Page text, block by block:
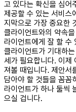
고 있다는 확신을 심어
제공할 수 있는 서비스
지막으로 가장 중요한
클라이언트와의 약속
라이언트에게 잘 할 수
클라이언트가 기대하
세가 필요합니다. 이제
져볼 때입니다. 제안서
담아야 할 것들을 꼼꼼
라이언트가 하나 둘씩
으실 겁니다.